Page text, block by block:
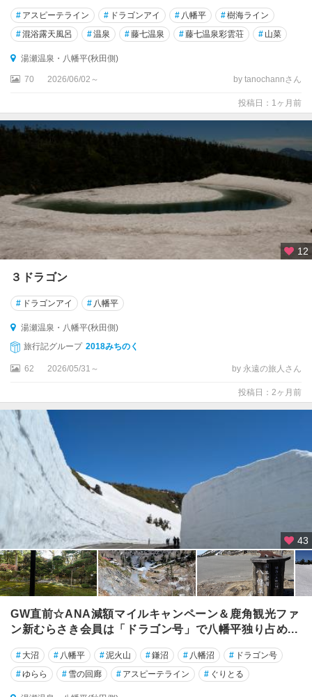
頭
温
郷
温
泉
平
(
秋
側
角
館
・
大
曲
・
・
象
# アスピーテライン # ドラゴンアイ # 八幡平 #樹海ライン
#混浴露天風呂 #温泉 #藤七温泉 #藤七温泉彩雲荘 # 山菜
湯瀬温泉・八幡平(秋田側)
70 2026/06/02～ by tanochannさん
投稿日：1ヶ月前
12
３ドラゴン
# ドラゴンアイ # 八幡平
湯瀬温泉・八幡平(秋田側)
旅行記グループ 2018みちのく
62 2026/05/31～ by 永遠の旅人さん
投稿日：2ヶ月前
43
GW直前☆ANA減額マイルキャンペーン＆鹿角観光ファ
ン新むらさき会員は「ドラゴン号」で八幡平独り占め...
# 大沼 # 八幡平 #泥火山 #鎌沼 # 八幡沼 # ドラゴン号
#ゆらら # 雪の回廊 # アスピーテライン # ぐりとる